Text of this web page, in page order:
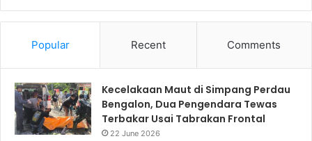
Popular Recent Comments
Kecelakaan Maut di Simpang Perdau
Bengalon, Dua Pengendara Tewas
Terbakar Usai Tabrakan Frontal
22 June 2026